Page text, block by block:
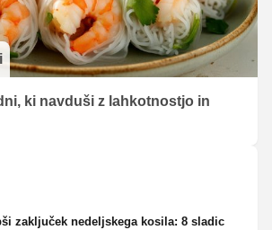
ki navduši z lahkotnostjo in
zaključek nedeljskega kosila: 8 sladic